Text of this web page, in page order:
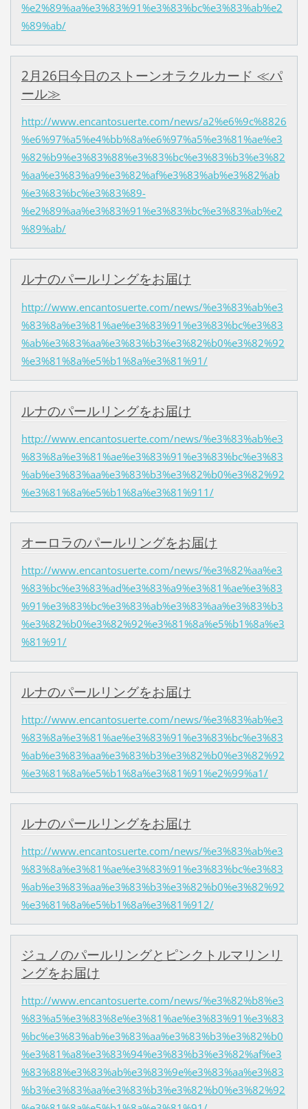
%e2%89%aa%e3%83%91%e3%83%bc%e3%83%ab%e2
%89%ab/
2月26日今日のストーンオラクルカード ≪パ
ール≫
http://www.encantosuerte.com/news/a2%e6%9c%8826
%e6%97%a5%e4%bb%8a%e6%97%a5%e3%81%ae%e3
%82%b9%e3%83%88%e3%83%bc%e3%83%b3%e3%82
%aa%e3%83%a9%e3%82%af%e3%83%ab%e3%82%ab
%e3%83%bc%e3%83%89-
%e2%89%aa%e3%83%91%e3%83%bc%e3%83%ab%e2
%89%ab/
ルナのパールリングをお届け
http://www.encantosuerte.com/news/%e3%83%ab%e3
%83%8a%e3%81%ae%e3%83%91%e3%83%bc%e3%83
%ab%e3%83%aa%e3%83%b3%e3%82%b0%e3%82%92
%e3%81%8a%e5%b1%8a%e3%81%91/
ルナのパールリングをお届け
http://www.encantosuerte.com/news/%e3%83%ab%e3
%83%8a%e3%81%ae%e3%83%91%e3%83%bc%e3%83
%ab%e3%83%aa%e3%83%b3%e3%82%b0%e3%82%92
%e3%81%8a%e5%b1%8a%e3%81%911/
オーロラのパールリングをお届け
http://www.encantosuerte.com/news/%e3%82%aa%e3
%83%bc%e3%83%ad%e3%83%a9%e3%81%ae%e3%83
%91%e3%83%bc%e3%83%ab%e3%83%aa%e3%83%b3
%e3%82%b0%e3%82%92%e3%81%8a%e5%b1%8a%e3
%81%91/
ルナのパールリングをお届け
http://www.encantosuerte.com/news/%e3%83%ab%e3
%83%8a%e3%81%ae%e3%83%91%e3%83%bc%e3%83
%ab%e3%83%aa%e3%83%b3%e3%82%b0%e3%82%92
%e3%81%8a%e5%b1%8a%e3%81%91%e2%99%a1/
ルナのパールリングをお届け
http://www.encantosuerte.com/news/%e3%83%ab%e3
%83%8a%e3%81%ae%e3%83%91%e3%83%bc%e3%83
%ab%e3%83%aa%e3%83%b3%e3%82%b0%e3%82%92
%e3%81%8a%e5%b1%8a%e3%81%912/
ジュノのパールリングとピンクトルマリンリ
ングをお届け
http://www.encantosuerte.com/news/%e3%82%b8%e3
%83%a5%e3%83%8e%e3%81%ae%e3%83%91%e3%83
%bc%e3%83%ab%e3%83%aa%e3%83%b3%e3%82%b0
%e3%81%a8%e3%83%94%e3%83%b3%e3%82%af%e3
%83%88%e3%83%ab%e3%83%9e%e3%83%aa%e3%83
%b3%e3%83%aa%e3%83%b3%e3%82%b0%e3%82%92